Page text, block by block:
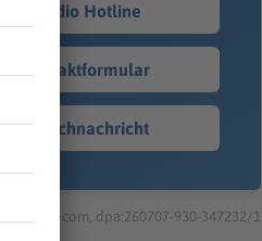
Studio Hotline
Kontaktformular
Sprachnachricht
© dpa-infocom, dpa:260707-930-347232/1